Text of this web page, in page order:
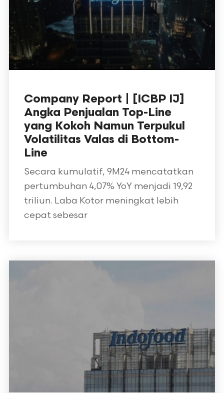
Company Report | [ICBP IJ]
Angka Penjualan Top-Line
yang Kokoh Namun Terpukul
Volatilitas Valas di Bottom-
Line
Secara kumulatif, 9M24 mencatatkan
pertumbuhan 4,07% YoY menjadi 19,92
triliun. Laba Kotor meningkat lebih
cepat sebesar